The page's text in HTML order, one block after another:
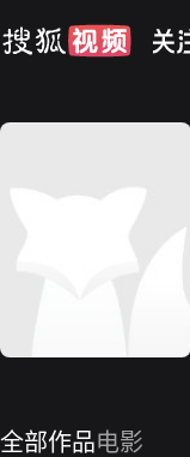
全部作品电影